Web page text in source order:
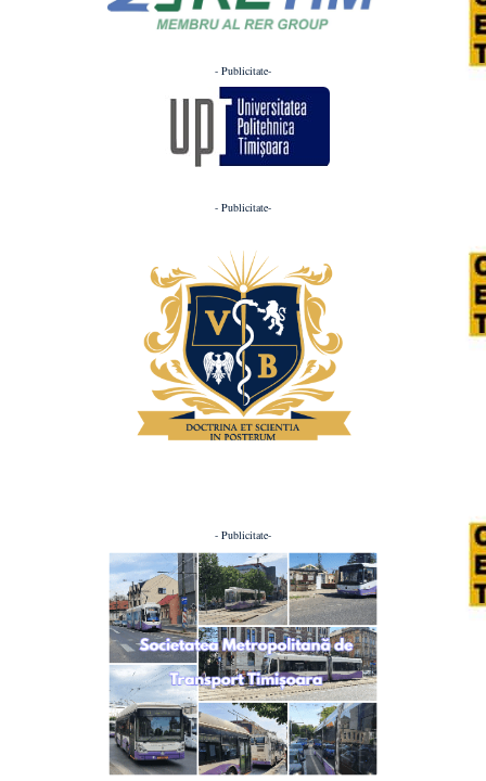
- Publicitate-
- Publicitate-
- Publicitate-